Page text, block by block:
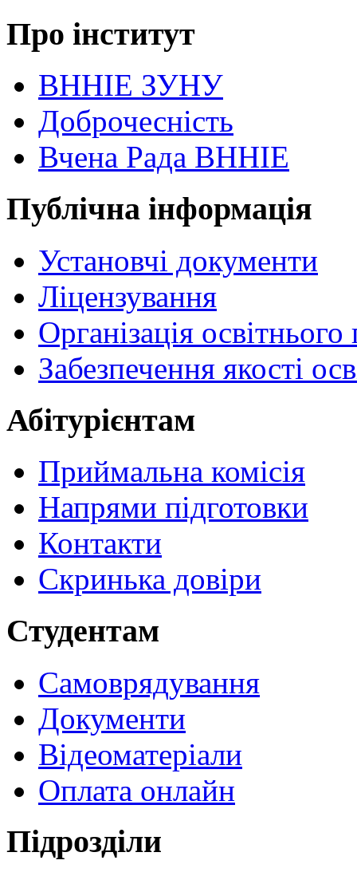
Про інститут
ВННІЕ ЗУНУ
Доброчесність
Вчена Рада ВННІЕ
Публічна інформація
Установчі документи
Ліцензування
Організація
Забезпечення якості
Абітурієнтам
Приймальна комісія
Напрями підготовки
Контакти
Скринька довіри
Студентам
Самоврядування
Документи
Відеоматеріали
Оплата онлайн
Підрозділи